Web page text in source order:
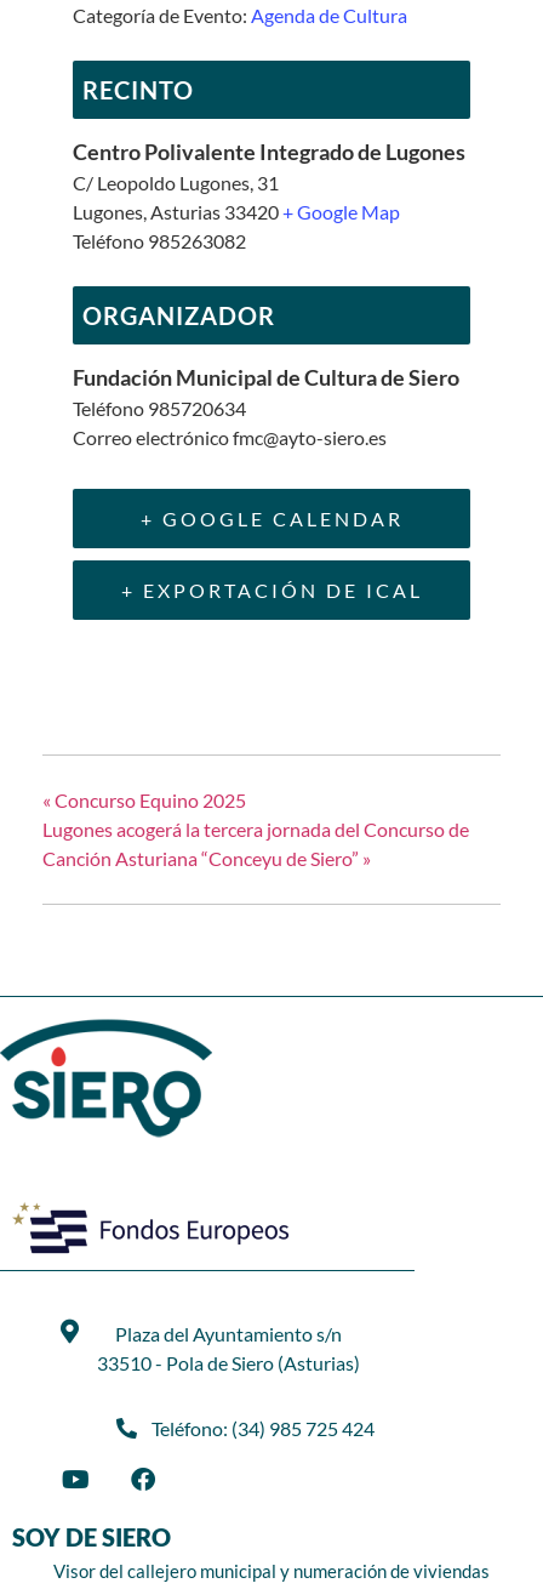
Categoría de Evento: Agenda de Cultura
RECINTO
Centro Polivalente Integrado de Lugones
C/ Leopoldo Lugones, 31
Lugones Asturias 33420+ Google Map
Teléfono 985263082
ORGANIZADOR
Fundación Municipal de Cultura de Siero
Teléfono 985720634
Correo electrónicofmc@ayto-siero.es
+ GOOGLE CALENDAR
+ EXPORTACIÓN DE ICAL
« Concurso Equino 2025
Lugones acogerá la tercera jornada del Concurso de
Canción Asturiana “Conceyu de Siero” »
Plaza del Ayuntamiento s/n
33510 - Pola de Siero (Asturias)
Teléfono: (34) 985 725 424
SOY DE SIERO
Visor del callejero municipal y numeración de viviendas